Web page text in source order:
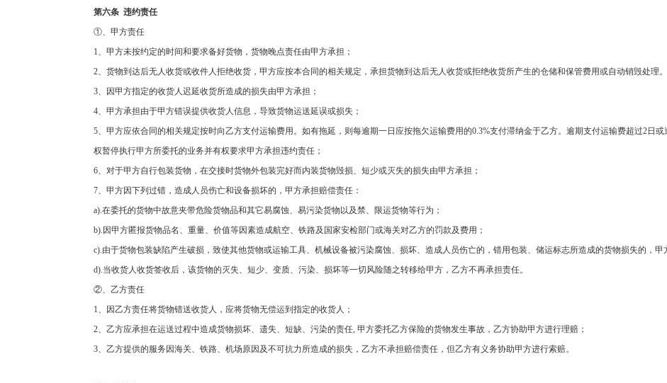
第六条 违约责任
①、甲方责任
1、甲方未按约定的时间和要求备好货物，货物晚点责任由甲方承担；
2、货物到达后无人收货或收件人拒绝收货，甲方应按本合同的相关规定，承担货物到达后无人收货或拒绝收货所产生的仓储和保管费用或自动销毁处理。
3、因甲方指定的收货人迟延收货所造成的损失由甲方承担；
4、甲方承担由于甲方错误提供收货人信息，导致货物运送延误或损失；
5、甲方应依合同的相关规定按时向乙方支付运输费用。如有拖延，则每逾期一日应按拖欠运输费用的0.3%支付滞纳金于乙方。逾期支付运输费超过2日
权暂停执行甲方所委托的业务并有权要求甲方承担违约责任；
6、对于甲方自行包装货物，在交接时货物外包装完好而内装货物毁损、短少或灭失的损失由甲方承担；
7、甲方因下列过错，造成人员伤亡和设备损坏的，甲方承担赔偿责任：
a).在委托的货物中故意夹带危险货物品和其它易腐蚀、易污染货物以及禁、限运货物等行为；
b). 因甲方匿报货物品名、重量、价值等因素造成航空、铁路及国家安检部门或海关对乙方的罚款及费用；
c).由于货物包装缺陷产生破损，致使其他货物或运输工具、机械设备被污染腐蚀、损坏、造成人员伤亡的，错用包装、储运标志所造成的货物损失的，甲
d).当收货人收货签收后，该货物的灭失、短少、变质、污染、损坏等一切风险随之转移给甲方，乙方不再承担责任。
②、乙方责任
1、因乙方责任将货物错送收货人，应将货物无偿运到指定的收货人；
2、乙方应承担在运送过程中造成货物损坏、遗失、短缺、污染的责任, 甲方委托乙方保险的货物发生事故，乙方协助甲方进行理赔；
3、乙方提供的服务因海关、铁路、机场原因及不可抗力所造成的损失，乙方不承担赔偿责任，但乙方有义务协助甲方进行索赔。